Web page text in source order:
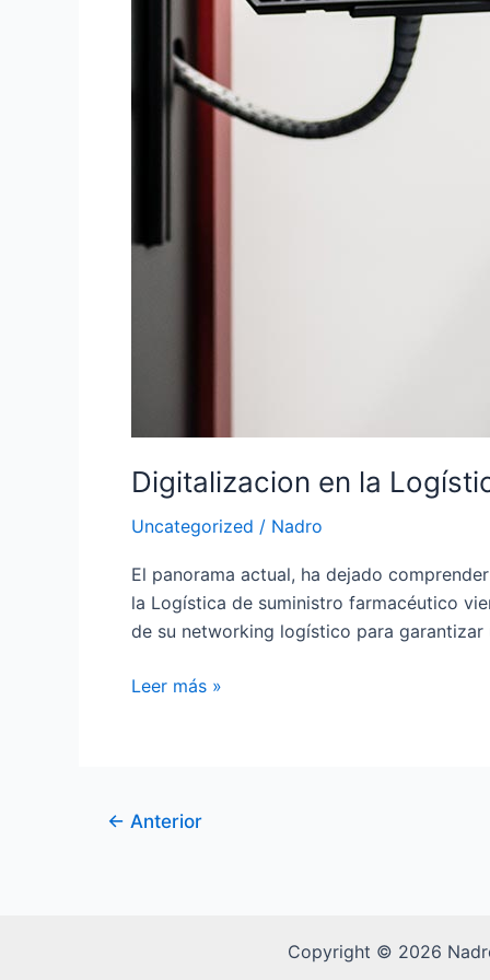
Digitalizacion en la
Uncategorized / Nadro
El panorama actual, ha dejado
la Logística de suministro farmacéutico
de su networking logístico para
Leer más »
← Anterior
Copyright © 2026